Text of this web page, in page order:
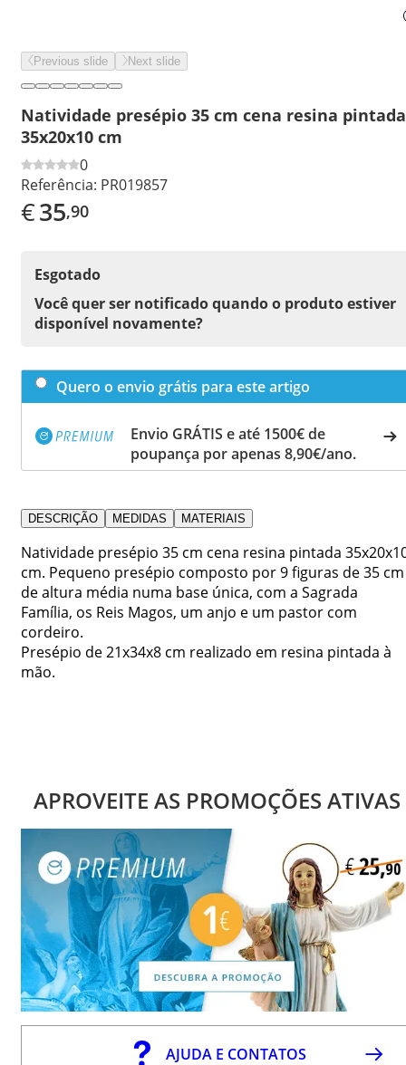
Previous slide Next slide
Natividade presépio 35 cm cena resina pintada
35x20x10 cm
0
Referência: PR019857
€35,90
Esgotado
Você quer ser notificado quando o produto estiver
disponível novamente?
Quero o envio grátis para este artigo
Envio GRÁTIS e até 1500€ de
poupança por apenas 8,90€/ano.
DESCRIÇÃO MEDIDAS MATERIAIS
Natividade presépio 35 cm cena resina pintada
cm. Pequeno presépio composto por 9 figuras de 35 cm
de altura média numa base única, com a Sagrada
Família, os Reis Magos, um anjo e um pastor com
cordeiro.
Presépio de 21x34x8 cm realizado em resina pintada à
mão.
APROVEITE AS PROMOÇÕES ATIVAS
AJUDA E CONTATOS